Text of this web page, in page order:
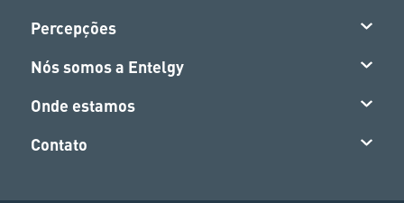
Percepções
Nós somos a Entelgy
Onde estamos
Contato